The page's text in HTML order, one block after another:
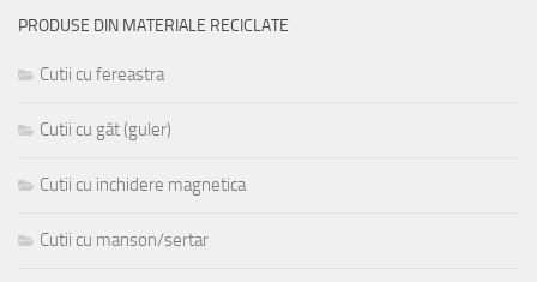
PRODUSE DIN MATERIALE RECICLATE
Cutii cu fereastra
Cutii cu gât (guler)
Cutii cu inchidere magnetica
Cutii cu manson/sertar